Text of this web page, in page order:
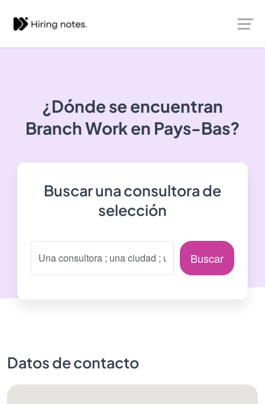
¿Dónde se encuentran
Branch Worken Pays-Bas?
Buscar una consultora de
selección
Buscar
Datos de contacto